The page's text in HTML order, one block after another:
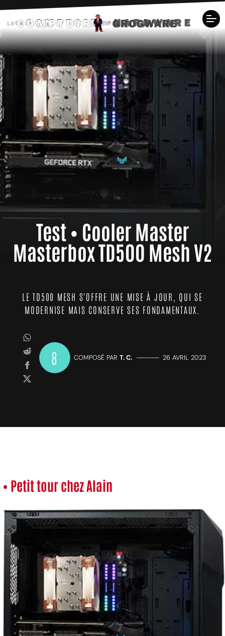
Test • Cooler Master
Masterbox TD500 Mesh V2
LE TD500 MESH S'OFFRE UNE MISE À JOUR, QUI SE
MODERNISE MAIS CONSERVE SES FONDAMENTAUX.
8 COMPOSÉ PAR T. C. ————— 26 AVRIL 2023
• Petit tour chez Alain